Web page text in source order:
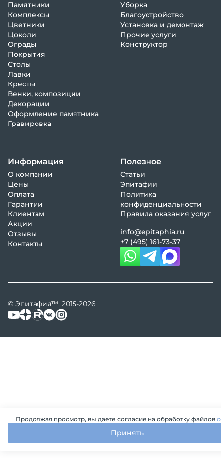
Памятники
Комплексы
Цветники
Цоколи
Ограды
Покрытия
Столы
Лавки
Кресты
Венки, композиции
Декорации
Оформление памятника
Гравировка
Уборка
Благоустройство
Установка и демонтаж
Прочие услуги
Конструктор
Информация
О компании
Цены
Оплата
Гарантии
Клиентам
Акции
Отзывы
Контакты
Полезное
Статьи
Эпитафии
Политика
конфиденциальности
Правила оказания услуг
info@epitaphia.ru
+7 (495) 161-73-37
© Эпитафия™, 2015-2026
Продолжая просмотр, вы даете согласие на обработку файлов
Принять